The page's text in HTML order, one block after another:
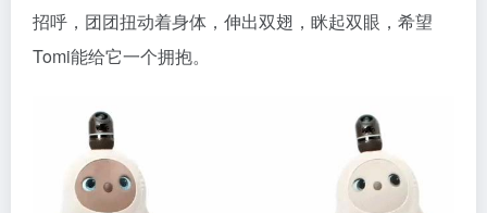
招呼，团团扭动着身体，伸出双翅，眯起双眼，希望
Tomi能给它一个拥抱。